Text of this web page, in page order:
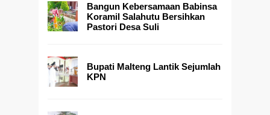
Bangun Kebersamaan Babinsa
Koramil Salahutu Bersihkan
Pastori Desa Suli
Bupati Malteng Lantik Sejumlah
KPN